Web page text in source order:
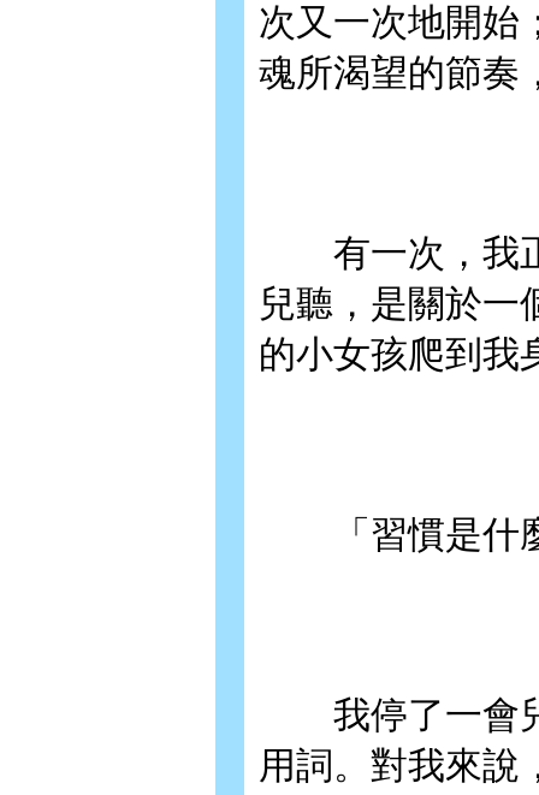
次又一次地開始
魂所渴望的節奏
有一次，我正
兒聽，是關於一
的小女孩爬到我
「習慣是什
我停了一會兒
用詞。對我來說